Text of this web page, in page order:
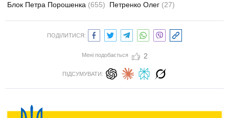
Блок Петра Порошенка (655) Петренко Олег (27)
ПОДІЛИТИСЯ:
Мені подобається 2
ПІДСУМУВАТИ: